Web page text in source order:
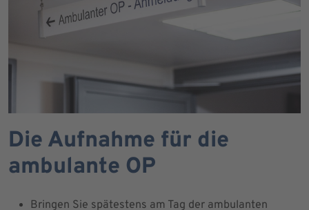
Die Aufnahme für die
ambulante OP
Bringen Sie spätestens am Tag der ambulanten